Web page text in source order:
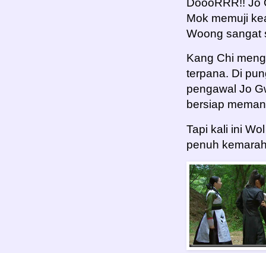
DoooRRR!! Jo
Mok memuji
Woong sangat
Kang Chi
terpana. Di
pengawal Jo
bersiap
Tapi kali ini
penuh